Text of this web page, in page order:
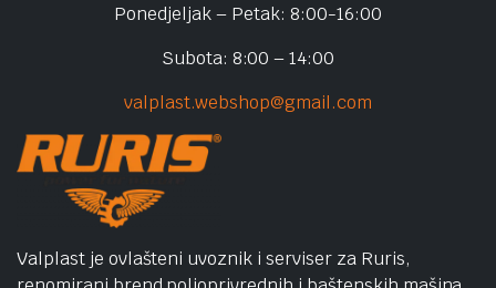
Ponedjeljak – Petak: 8:00-16:00
Subota: 8:00 – 14:00
valplast.webshop@gmail.com
Valplast je ovlašteni uvoznik i serviser za Ruris,